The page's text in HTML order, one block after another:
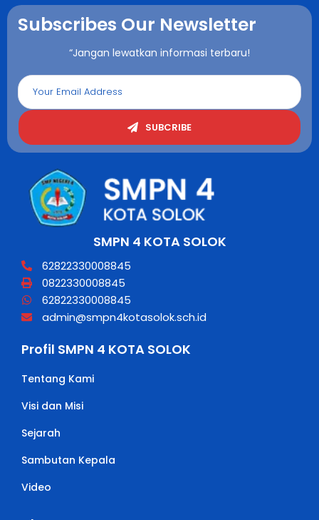
Subscribes Our Newsletter
“Jangan lewatkan informasi terbaru!
SUBCRIBE
SMPN 4 KOTA SOLOK
62822330008845
0822330008845
62822330008845
admin@smpn4kotasolok.sch.id
Profil SMPN 4 KOTA SOLOK
Tentang Kami
Visi dan Misi
Sejarah
Sambutan Kepala
Video